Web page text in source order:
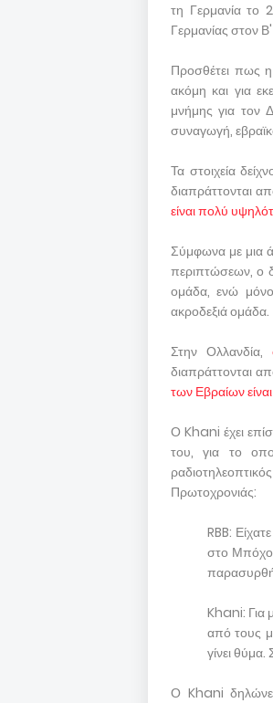
τη Γερμανία το
Γερμανίας στον
Προσθέτει πως η
ακόμη και για
μνήμης για τον
συναγωγή,
Τα στοιχεία
διαπράττονται
είναι πολύ
Σύμφωνα με μια
περιπτώσεων, ο
ομάδα, ενώ
ακροδεξιά ομάδα.
Στην Ολλανδία,
διαπράττονται
των Εβραίων
Ο Khani έχει
του, για το
Πρωτοχρονιάς:
RBB:
στο
Khani: Για
από τους
γίνει θύμα.
Ο Khani